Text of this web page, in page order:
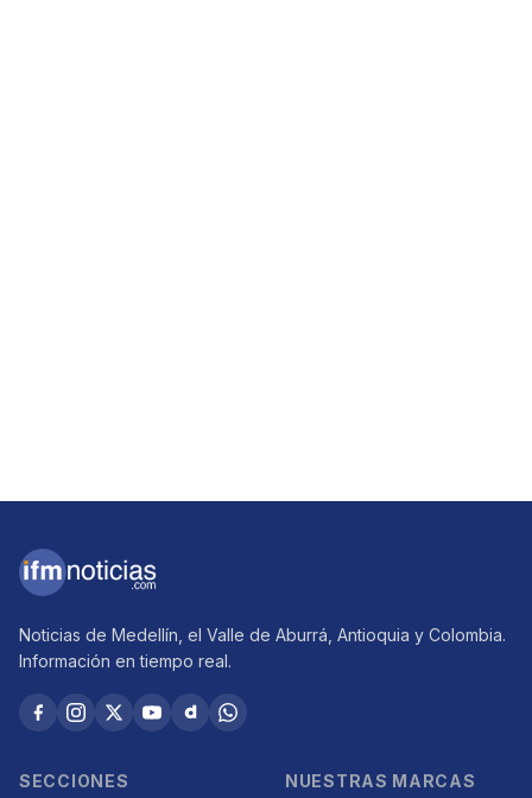
Noticias de Medellín, el Valle de Aburrá, Antioquia y Colombia.
Información en tiempo real.
SECCIONES NUESTRAS MARCAS